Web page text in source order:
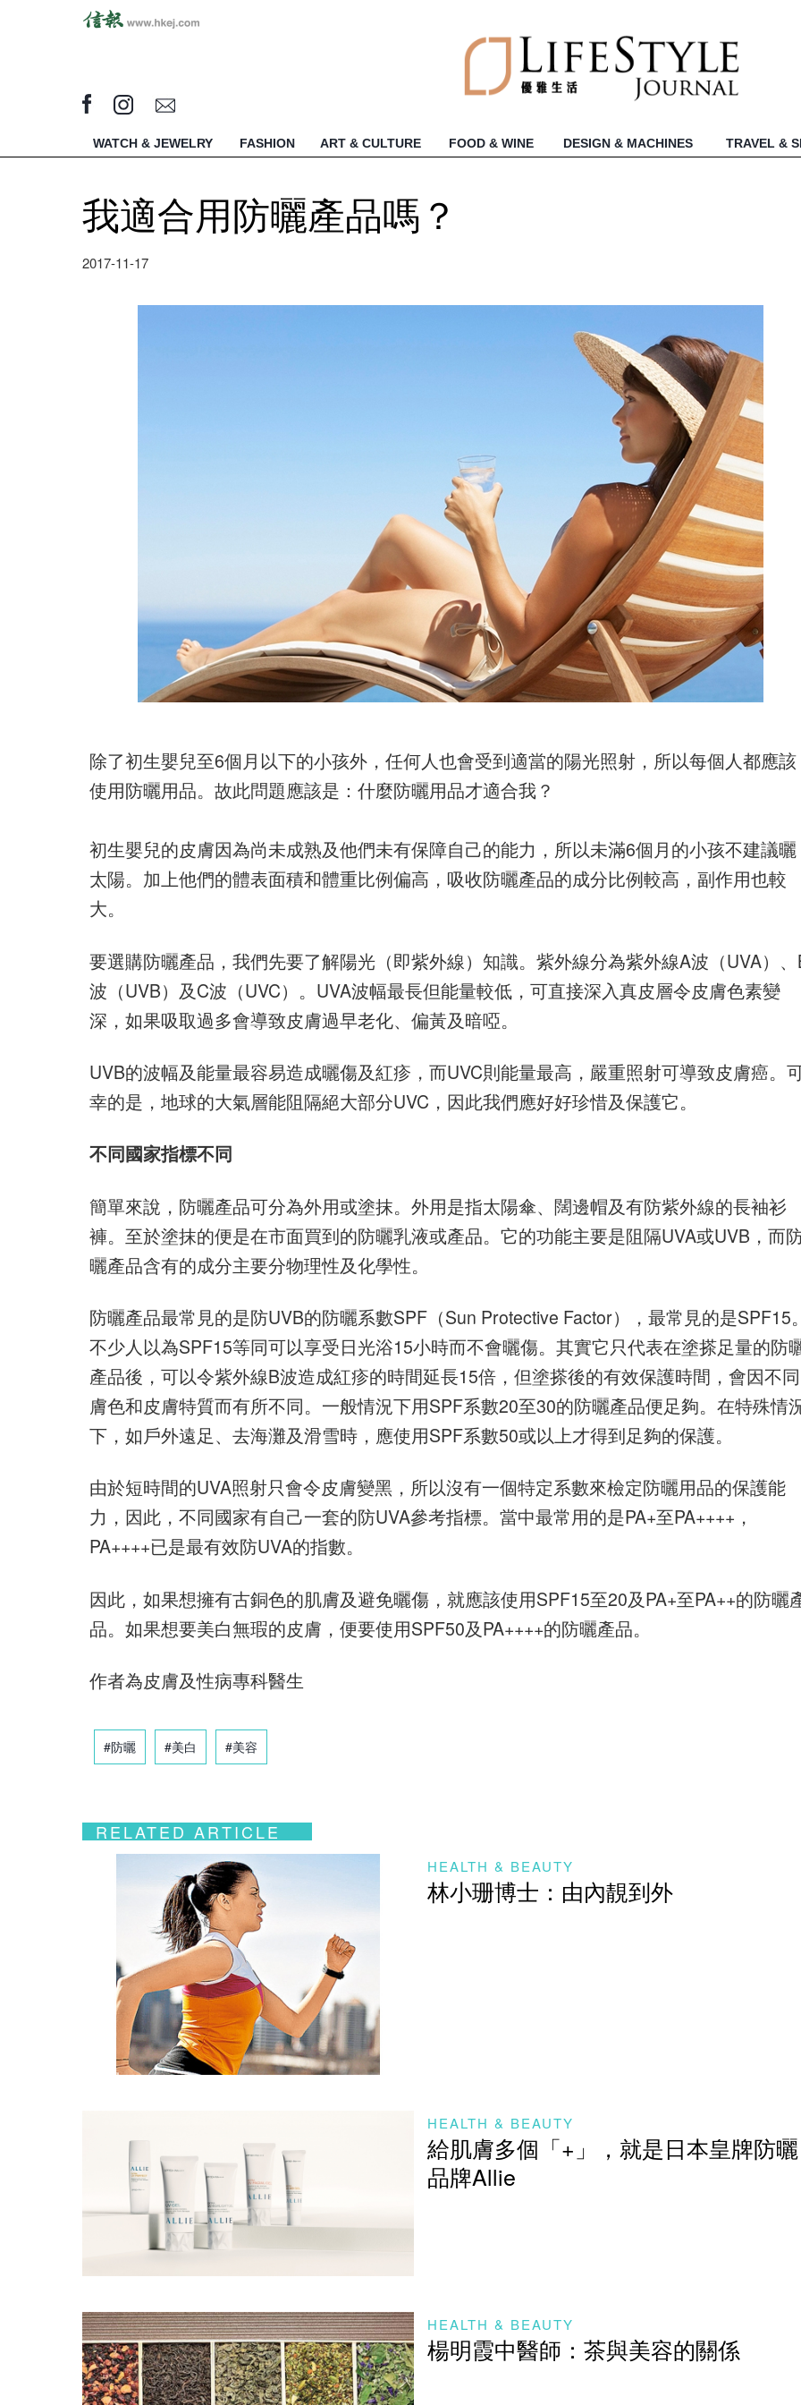
WATCH & JEWELRY FASHION ART & CULTURE FOOD & WINE DESIGN & MACHINES TRAVEL &
我適合用防曬產品嗎？
2017-11-17
除了初生嬰兒至6個月以下的小孩外，任何人也會受到適當的陽光照射，所以每個人都應該
使用防曬用品。故此問題應該是：什麼防曬用品才適合我？
初生嬰兒的皮膚因為尚未成熟及他們未有保障自己的能力，所以未滿6個月的小孩不建議曬
太陽。加上他們的體表面積和體重比例偏高，吸收防曬產品的成分比例較高，副作用也較
大。
要選購防曬產品，我們先要了解陽光（即紫外線）知識。紫外線分為紫外線A波（UVA）、
波（UVB）及C波（UVC）。UVA波幅最長但能量較低，可直接深入真皮層令皮膚色素變
深，如果吸取過多會導致皮膚過早老化、偏黃及暗啞。
UVB的波幅及能量最容易造成曬傷及紅疹，而UVC則能量最高，嚴重照射可導致皮膚癌。
幸的是，地球的大氣層能阻隔絕大部分UVC，因此我們應好好珍惜及保護它。
不同國家指標不同
簡單來說，防曬產品可分為外用或塗抹。外用是指太陽傘、闊邊帽及有防紫外線的長袖衫
褲。至於塗抹的便是在市面買到的防曬乳液或產品。它的功能主要是阻隔UVA或UVB，而
曬產品含有的成分主要分物理性及化學性。
防曬產品最常見的是防UVB的防曬系數SPF（Sun Protective Factor），最常見的是SPF15。
不少人以為SPF15等同可以享受日光浴15小時而不會曬傷。其實它只代表在塗搽足量的防
產品後，可以令紫外線B波造成紅疹的時間延長15倍，但塗搽後的有效保護時間，會因不同
膚色和皮膚特質而有所不同。一般情況下用SPF系數20至30的防曬產品便足夠。在特殊情
下，如戶外遠足、去海灘及滑雪時，應使用SPF系數50或以上才得到足夠的保護。
由於短時間的UVA照射只會令皮膚變黑，所以沒有一個特定系數來檢定防曬用品的保護能
力，因此，不同國家有自己一套的防UVA參考指標。當中最常用的是PA+至PA++++，
PA++++已是最有效防UVA的指數。
因此，如果想擁有古銅色的肌膚及避免曬傷，就應該使用SPF15至20及PA+至PA++的防曬
品。如果想要美白無瑕的皮膚，便要使用SPF50及PA++++的防曬產品。
作者為皮膚及性病專科醫生
#防曬 #美白 #美容
RELATED ARTICLE
HEALTH & BEAUTY
林小珊博士：由內靚到外
HEALTH & BEAUTY
給肌膚多個「+」，就是日本皇牌防曬
品牌Allie
HEALTH & BEAUTY
楊明霞中醫師：茶與美容的關係